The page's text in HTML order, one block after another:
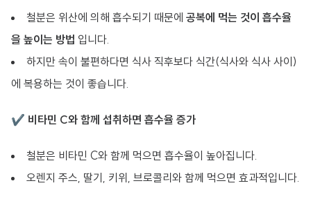
철분은 위산에 의해 흡수되기 때문에 공복에 먹는 것이 흡수율
을 높이는 방법 입니다.
하지만 속이 불편하다면 식사 직후보다 식간(식사와 식사 사이)
에 복용하는 것이 좋습니다.
✔ 비타민 C와 함께 섭취하면 흡수율 증가
철분은 비타민 C와 함께 먹으면 흡수율이 높아집니다.
오렌지 주스, 딸기, 키위, 브로콜리와 함께 먹으면 효과적입니다.